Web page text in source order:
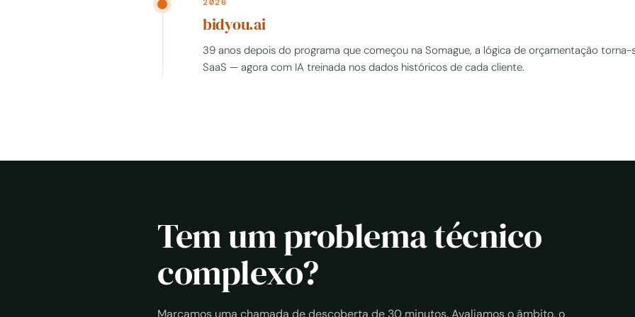
bidyou.ai
39 anos depois do programa que começou na Somague, a lógica de orçamentação torna-
SaaS — agora com IA treinada nos dados históricos de cada cliente.
Tem um problema técnico
complexo?
Marcamos uma chamada de descoberta de 30 minutos. Avaliamos o âmbito, o